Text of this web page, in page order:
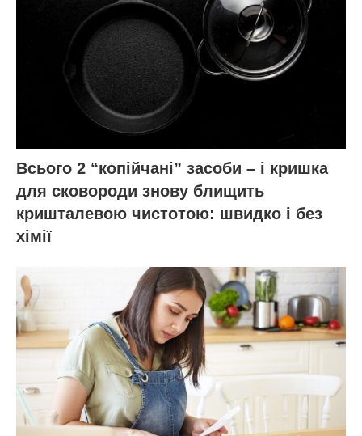
Всього 2 “копійчані” засоби – і кришка
для сковороди знову блищить
кришталевою чистотою: швидко і без
хімії